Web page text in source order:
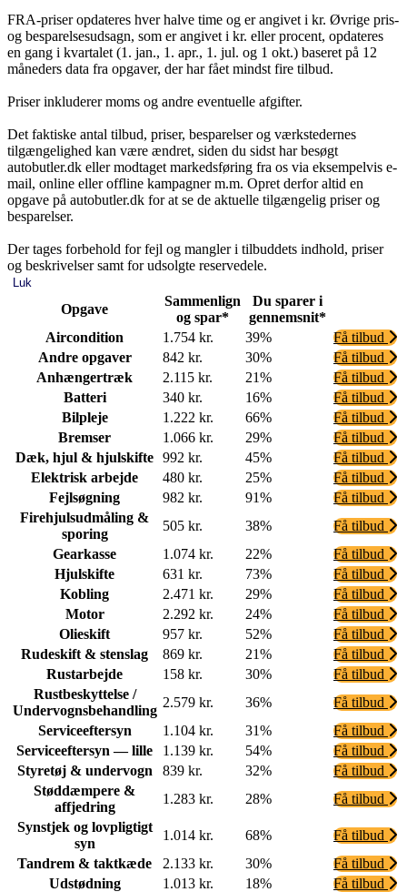
FRA-priser opdateres hver halve time og er angivet i kr. Øvrige pris-
og besparelsesudsagn, som er angivet i kr. eller procent, opdateres
en gang i kvartalet (1. jan., 1. apr., 1. jul. og 1 okt.) baseret på 12
måneders data fra opgaver, der har fået mindst fire tilbud.
Priser inkluderer moms og andre eventuelle afgifter.
Det faktiske antal tilbud, priser, besparelser og værkstedernes
tilgængelighed kan være ændret, siden du sidst har besøgt
autobutler.dk eller modtaget markedsføring fra os via eksempelvis e-
mail, online eller offline kampagner m.m. Opret derfor altid en
opgave på autobutler.dk for at se de aktuelle tilgængelig priser og
besparelser.
Der tages forbehold for fejl og mangler i tilbuddets indhold, priser
og beskrivelser samt for udsolgte reservedele.
Luk
Opgave
Sammenlign
og spar*
Du sparer i
gennemsnit*
Aircondition
1.754 kr. 39%
Få tilbud
Andre opgaver
842 kr. 30%
Få tilbud
Anhængertræk
2.115 kr. 21%
Få tilbud
Batteri
340 kr. 16%
Få tilbud
Bilpleje
1.222 kr. 66%
Få tilbud
Bremser
1.066 kr. 29%
Få tilbud
Dæk, hjul & hjulskifte 992 kr. 45%
Få tilbud
Elektrisk arbejde
480 kr. 25%
Få tilbud
Fejlsøgning
982 kr. 91%
Få tilbud
Firehjulsudmåling &
sporing
505 kr. 38%
Få tilbud
Gearkasse
1.074 kr. 22%
Få tilbud
Hjulskifte
631 kr. 73%
Få tilbud
Kobling
2.471 kr. 29%
Få tilbud
Motor
2.292 kr. 24%
Få tilbud
Olieskift
957 kr. 52%
Få tilbud
Rudeskift & stenslag
869 kr. 21%
Få tilbud
Rustarbejde
158 kr. 30%
Få tilbud
Rustbeskyttelse /
Undervognsbehandling
2.579 kr. 36%
Få tilbud
Serviceeftersyn
1.104 kr. 31%
Få tilbud
Serviceeftersyn — lille
1.139 kr. 54%
Få tilbud
Styretøj & undervogn
839 kr. 32%
Få tilbud
Støddæmpere &
affjedring
1.283 kr. 28%
Få tilbud
Synstjek og lovpligtigt
syn
1.014 kr. 68%
Få tilbud
Tandrem & taktkæde
2.133 kr. 30%
Få tilbud
Udstødning
1.013 kr. 18%
Få tilbud